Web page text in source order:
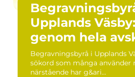
Upplands
genom hela
Begravningsbyrå i Upplands
sökord som många använder
närstående har g&ari...